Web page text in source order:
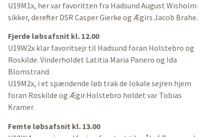
U19M1x, her var favoritten fra Hadsund August Wisholm
sikker, derefter DSR Casper Gierke og Ægirs Jacob Brahe.
Fjerde løbsafsnit kl. 12.00
U19W2x klar favoritsejr til Hadsund foran Holstebro og
Roskilde. Vinderholdet Latitia Maria Panero og Ida
Blomstrand.
U19M2x, i et spændende løb trak de lokale sejren hjem
foran Roskilde og Ægir.Holstebro holdet var Tobias
Kramer.
Femte løbsafsnit kl. 13.00